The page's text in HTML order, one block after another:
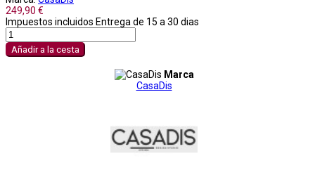
249,90 €
Impuestos incluidos Entrega de 15 a 30 dias
Añadir a la cesta
Marca
CasaDis